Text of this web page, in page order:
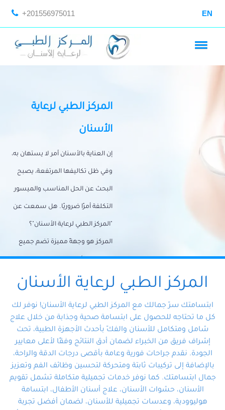
+201556975011 EN
المركز الطبي لرعاية
الأسنان
إن العناية بالأسنان أمر لا يستهان به،
وفي ظل تكاليفها المرتفعة، يصبح
البحث عن الحل المناسب والميسور
التكلفة أمرًا ضروريًا. هل سمعت عن
"المركز الطبي لرعاية الأسنان"؟
المركز هو وجهةً مميزة تضم جميع
احتياجات الأسنان تحت سقف واحد،
وتضمن لك حلاً شاملًا لجميع
المتخصص ذوي الخبرة، ستجد نفسك
في أيد أمينة تلبي احتياجاتك بكل
احترافية ودقة.
المركز الطبي لرعاية الأسنان
ابتسامتك سرّ جمالك مع المركز الطبي لرعاية الأسنان! نوفر لك
كل ما تحتاجه للحصول على ابتسامة صحية وجذابة من خلال علاج
شامل ومتكامل للأسنان والفكّ بأحدث الأجهزة الطبية، تحت
إشراف فريق من الخبراء لضمان أدق النتائج وفقًا لأعلى معايير
الجودة. نقدم جراحات فورية وعامة بأقصى درجات الدقة والراحة،
بالإضافة إلى تركيبات ثابتة ومتحركة لتحسين وظائف الفم وتعزيز
جمال ابتسامتك. كما نوفر خدمات تجميلية متكاملة تشمل تقويم
الأسنان، حشوات الأسنان، علاج أسنان الأطفال، ابتسامة
هوليوودية، وعدسات تجميلية للأسنان، لضمان أفضل تجربة